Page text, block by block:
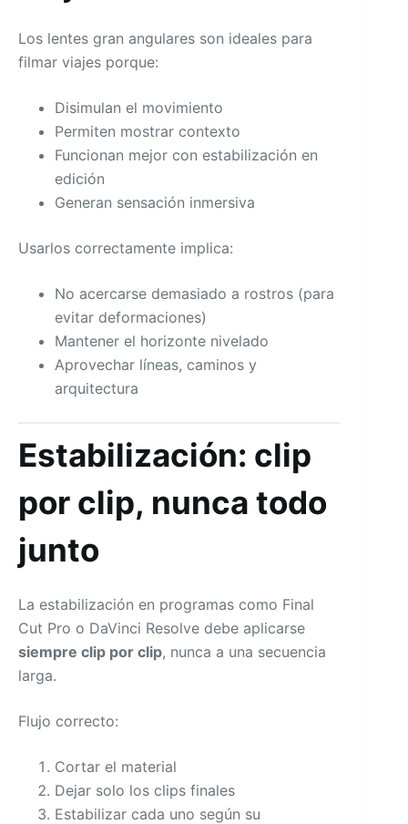
Los lentes gran angulares son ideales para
filmar viajes porque:
Disimulan el movimiento
Permiten mostrar contexto
Funcionan mejor con estabilización en
edición
Generan sensación inmersiva
Usarlos correctamente implica:
No acercarse demasiado a rostros (para
evitar deformaciones)
Mantener el horizonte nivelado
Aprovechar líneas, caminos y
arquitectura
Estabilización: clip
por clip, nunca todo
junto
La estabilización en programas como Final
Cut Pro o DaVinci Resolve debe aplicarse
siempre clip por clip, nunca a una secuencia
larga.
Flujo correcto:
Cortar el material
Dejar solo los clips finales
Estabilizar cada uno según su